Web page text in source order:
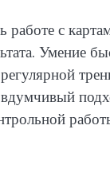
с
Умение